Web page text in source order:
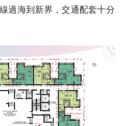
過海到新界，交通配套十分